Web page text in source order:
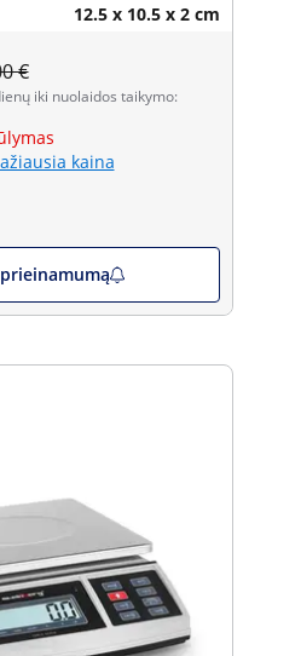
12.5 x 10.5 x 2 cm
€
iki nuolaidos taikymo:
kaina